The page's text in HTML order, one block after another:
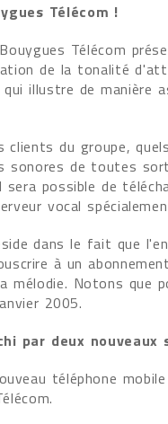
Télécom !
Télécom
de la tonalité
illustre de manière
clients du groupe,
sonores de toutes
sera possible de
vocal
dans le fait que
à un
Notons que
2005.
par deux
téléphone